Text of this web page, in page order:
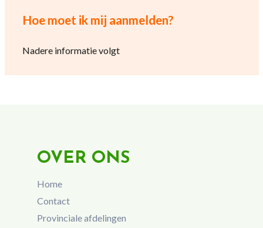
Hoe moet ik mij aanmelden?
Nadere informatie volgt
OVER ONS
Home
Contact
Provinciale afdelingen